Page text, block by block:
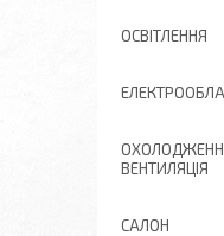
ОСВІТЛЕННЯ
ВЕНТИЛЯЦІЯ
САЛОН